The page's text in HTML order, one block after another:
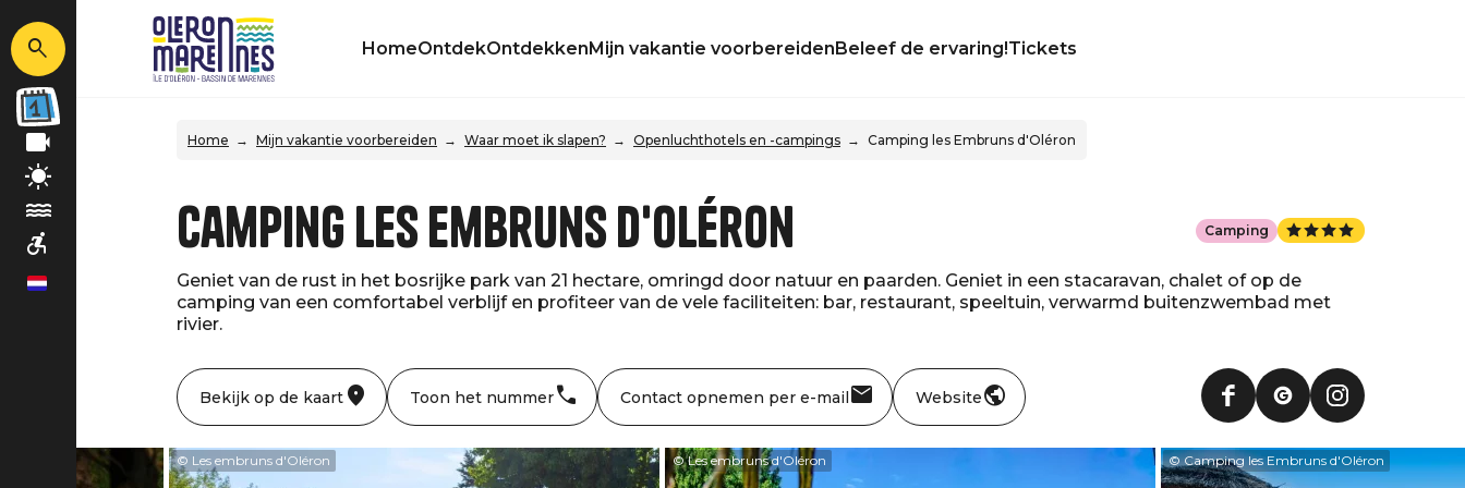
nl
HomeOntdekOntdekkenMijn vakantie voorbereidenBeleef de ervaring!Tickets
Home Mijn vakantie voorbereiden Waar moet ik slapen? Openluchthotels en -campings Camping les Embruns d'Oléron
Camping les Embruns d'Oléron
Geniet van de rust in het bosrijke park van 21 hectare, omringd door natuur en paarden. Geniet in een stacaravan, chalet of op de
camping van een comfortabel verblijf en profiteer van de vele faciliteiten: bar, restaurant, speeltuin, verwarmd buitenzwembad met
rivier.
Camping
Bekijk op de kaart Toon het nummer Contact opnemen per e-mail Website
© Les embruns d'Oléron © Les embruns d'Oléron © Camping les Embruns d'Oléron